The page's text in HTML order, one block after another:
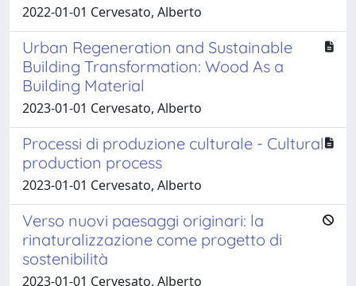
2022-01-01 Cervesato, Alberto
Urban Regeneration and Sustainable
Building Transformation: Wood As a
Building Material
2023-01-01 Cervesato, Alberto
Processi di produzione culturale - Cultural
production process
2023-01-01 Cervesato, Alberto
Verso nuovi paesaggi originari: la
rinaturalizzazione come progetto di
sostenibilità
2023-01-01 Cervesato, Alberto